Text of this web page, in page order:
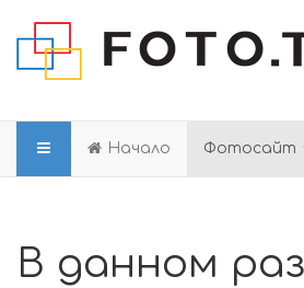
Начало Фотосайт
В данном